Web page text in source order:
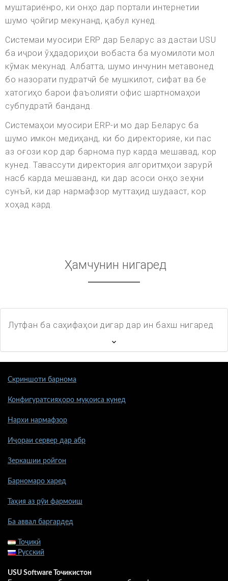
муштариёнро, ки онҳо дар портали интернетии
шумо ҷойгир мекунанд, қабул кунед.
Системаи муосири ERP дар Беларус аз дастаи USU
ба иҷрои ӯҳдадориҳои вобаста ба муомилоти мол
кӯмак мекунад. Албатта, шумо инчунин метавонед
бо назорати пудратчӣ бе мушкилот, сифат ва бе
хатогиҳо барои фаъолияти офис шартномаҳои
субпудратӣ банданд.
Системаҳои муосири ERP-и мо дар Беларус ба
шумо имкон медиҳанд, ки бо директорияе, ки пас
аз оғози кор дар барнома пур карда мешавад, кор
кунед. Тавассути директория алгоритмҳои зарурӣ
насб карда мешаванд, ки дар асоси онҳо зеҳни
сунъӣ, ки дар нармафзор муттаҳид шудааст, кор
хоҳад кард.
Ҳамчунин нигаред
Лутфан ба саҳифаҳои дигар дар ин бахш нигаред
Скриншоти барнома
Конфигуратсияҳоро муқоиса кунед
Нархи нармафзор
Иҷораи сервер дар абр
Зеркашии ройгон
Барномаро харед
Таҳия аз рӯи фармоиш
Ба аввал баргардед
Тоҷикӣ
Русский
USU Software Точикистон